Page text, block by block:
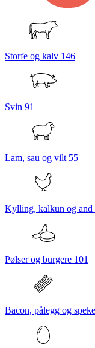
Storfe og kalv 146
Svin 91
Lam, sau og vilt 55
Kylling, kalkun og and
Pølser og burgere 101
Bacon, pålegg og